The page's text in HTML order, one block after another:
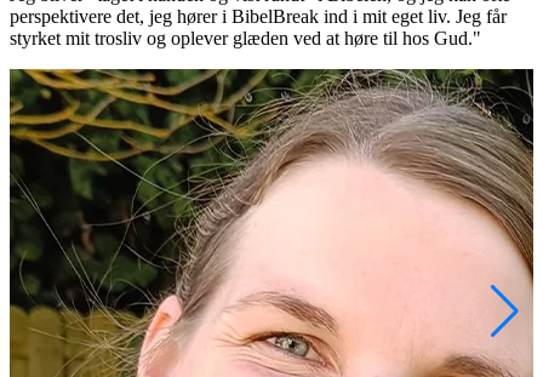
perspektivere det, jeg hører i BibelBreak ind i mit eget liv. Jeg får
styrket mit trosliv og oplever glæden ved at høre til hos Gud."